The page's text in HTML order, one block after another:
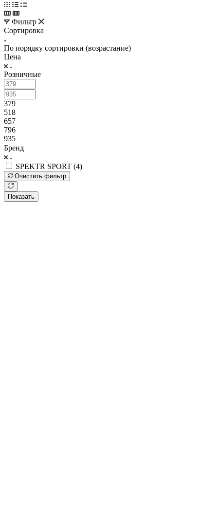
Фильтр
Сортировка
По порядку сортировки (возрастание)
Цена
Розничные
379
518
657
796
935
Бренд
SPEKTR SPORT (4)
Очистить фильтр
Показать